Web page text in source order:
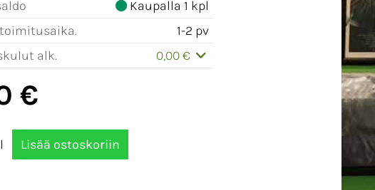
Kaupalla 1 kpl
1-2 pv
alk.
0,00 €
€